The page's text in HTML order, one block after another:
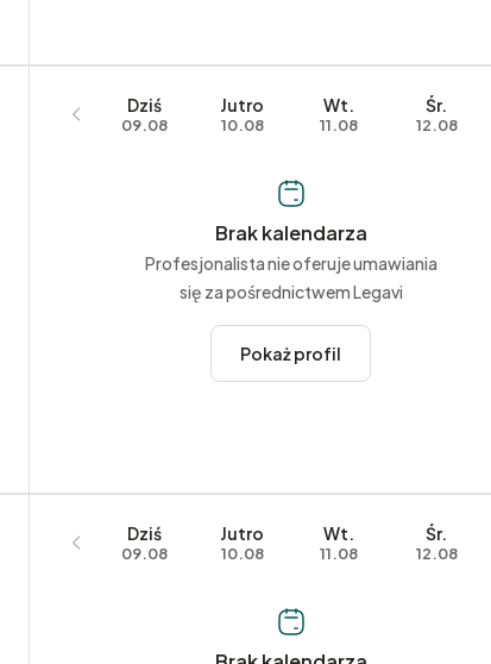
Dziś
09.08
Jutro
10.08
Wt.
11.08
Śr.
12.08
Brak kalendarza
Profesjonalista nie oferuje umawiania
się za pośrednictwem Legavi
Pokaż profil
Dziś
09.08
Jutro
10.08
Wt.
11.08
Śr.
12.08